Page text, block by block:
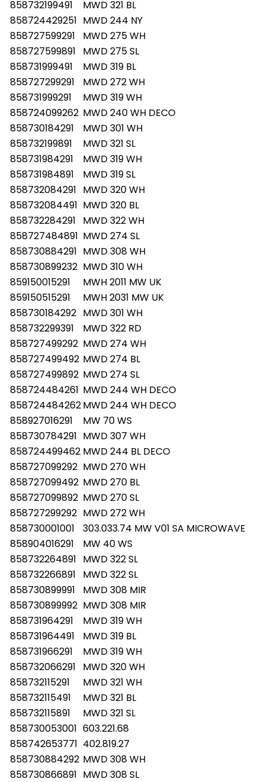
858732199491
MWD 321 BL
858724429251 MWD 244 NY
858727599291
MWD 275 WH
858727599891
MWD 275 SL
858731999491
MWD 319 BL
858727299291
MWD 272 WH
858731999291
MWD 319 WH
858724099262 MWD 240 WH DECO
858730184291
MWD 301 WH
858732199891
MWD 321 SL
858731984291
MWD 319 WH
858731984891
MWD 319 SL
858732084291 MWD 320 WH
858732084491 MWD 320 BL
858732284291
MWD 322 WH
858727484891 MWD 274 SL
858730884291 MWD 308 WH
858730899232 MWD 310 WH
859150015291
MWH 2011 MW UK
859150515291
MWH 2031 MW UK
858730184292 MWD 301 WH
858732299391
MWD 322 RD
858727499292 MWD 274 WH
858727499492 MWD 274 BL
858727499892 MWD 274 SL
858724484261 MWD 244 WH DECO
858724484262MWD 244 WH DECO
858927016291
MW 70 WS
858730784291 MWD 307 WH
858724499462 MWD 244 BL DECO
858727099292 MWD 270 WH
858727099492 MWD 270 BL
858727099892 MWD 270 SL
858727299292 MWD 272 WH
858730001001
303.033.74 MW V01 SA MICROWAVE
858904016291
MW 40 WS
858732264891 MWD 322 SL
858732266891
MWD 322 SL
858730899991
MWD 308 MIR
858730899992 MWD 308 MIR
858731964291
MWD 319 WH
858731964491
MWD 319 BL
858731966291
MWD 319 WH
858732066291
MWD 320 WH
858732115291
MWD 321 WH
858732115491
MWD 321 BL
858732115891
MWD 321 SL
858730053001 603.221.68
858742653771 402.819.27
858730884292 MWD 308 WH
858730866891 MWD 308 SL